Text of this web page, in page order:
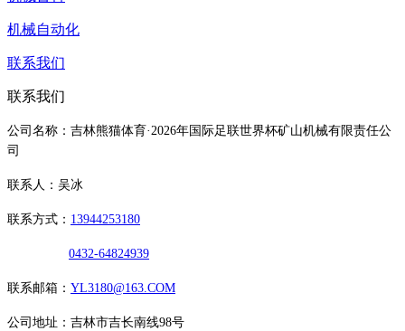
机械自动化
联系我们
联系我们
公司名称：吉林熊猫体育·2026年国际足联世界杯矿山机械有限责任公
司
联系人：吴冰
联系方式： 13944253180
0432-64824939
联系邮箱： YL3180@163.COM
公司地址：吉林市吉长南线98号